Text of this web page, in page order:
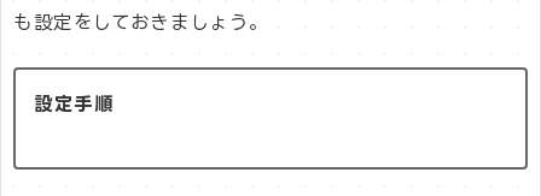
も設定をしておきましょう。
設定手順